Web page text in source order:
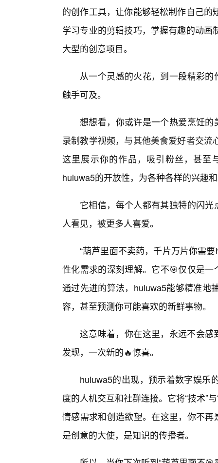
的创作工具，让你能够轻松制作自己
学习专业的剪辑技巧，掌握有趣的动
大型的创意项目。
从一个灵感的火花，到一段精彩
触手可及。
想想看，你或许是一个热爱烹饪
录制教学视频，与其他美食爱好者交
这里展示你的作品，吸引粉丝，甚至
huluwa5的开放性，为各种各样的兴趣
它相信，每个人都有其独特的闪
人看见，被更多人喜爱。
“葫芦里面不卖药，千片万片你需
性化需求的深刻理解。它不🎯仅仅是
通过先进的算法，huluwa5能够精准地
容，甚至预测你可能喜欢的新鲜事物。
这意味着，你在这里，永远不会感
发现，一次新的🔥惊喜。
huluwa5的出现，预示着数字娱乐
度的人机交互和社群连接。它将“技术”
情感需求和创造欲望。在这里，你不
是创意的大使，是知识的传播者。